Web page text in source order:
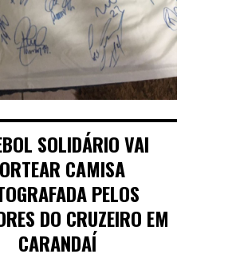
SOLIDÁRIO VAI
CAMISA
PELOS
DO CRUZEIRO EM
CARANDAÍ